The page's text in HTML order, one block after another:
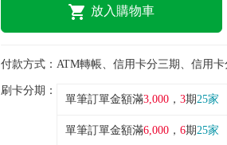
放入購物車
付款方式： ATM轉帳、信用卡分三期、信用
刷卡分期：
單筆訂單金額滿3,000 ， 3期25家
單筆訂單金額滿6,000 ， 6期25家